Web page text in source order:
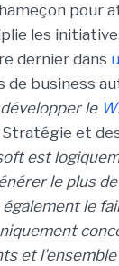
pour
les
dernier dans
business
le
Stratégie et
est
le plus
le
et l'ensemble